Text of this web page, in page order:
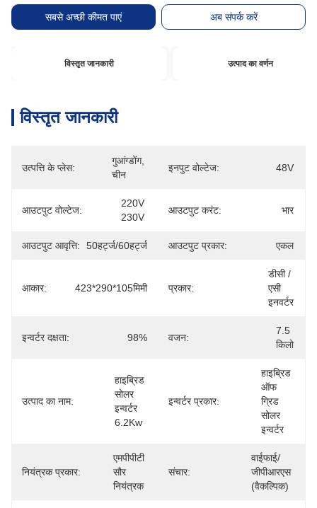
सबसे अच्छी कीमत पाएं अब संपर्क करें
विस्तृत जानकारी उत्पाद का वर्णन
विस्तृत जानकारी
उत्पत्ति के प्लेस:
गुआंग्डोंग,
चीन
इनपुट वोल्टेज: 48V
आउटपुट वोल्टेज:
220V
230V
आउटपुट करंट: भार
आउटपुट आवृत्ति: 50हर्ट्ज/60हर्ट्ज आउटपुट प्रकार: एकल
आकार: 423*290*105मिमी प्रकार:
डीसी /
एसी
इनवर्टर
इन्वर्टर दक्षता: 98% वजन:
7.5
किलो
उत्पाद का नाम:
हाइब्रिड
सोलर
इन्वर्टर
6.2Kw
इन्वर्टर प्रकार:
हाइब्रिड
ऑफ
ग्रिड
सोलर
इन्वर्टर
नियंत्रक प्रकार:
एमपीपीटी
सौर
नियंत्रक
संचार:
वाईफाई/
जीपीआरएस
(वैकल्पिक)